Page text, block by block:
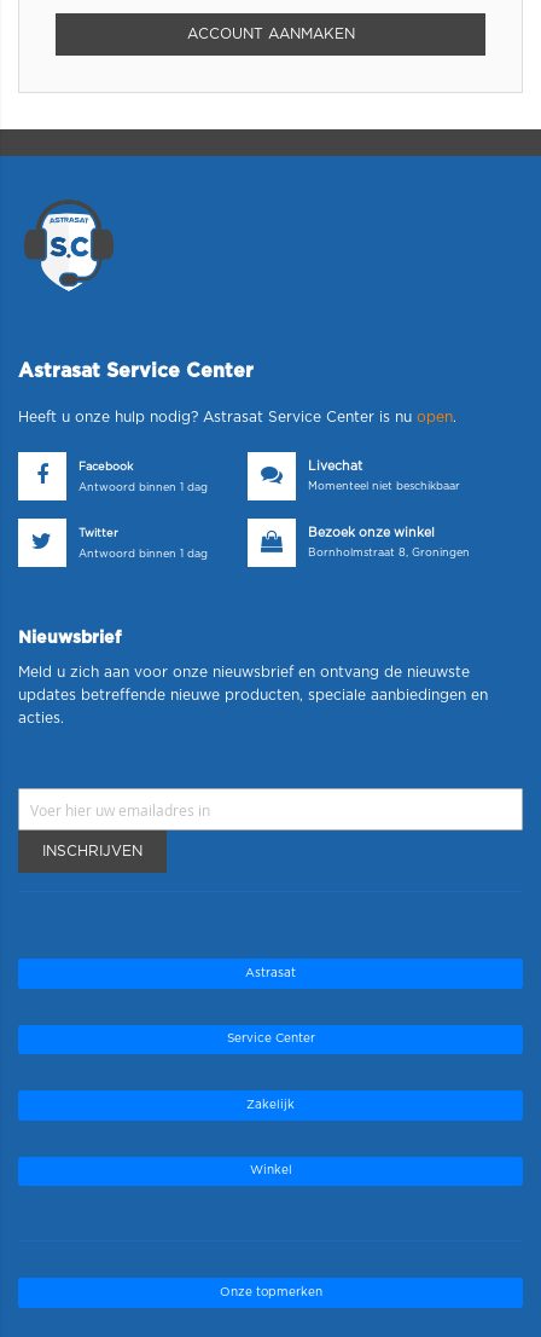
ACCOUNT AANMAKEN
Astrasat Service Center
Heeft u onze hulp nodig? Astrasat Service Center is nu open.
Facebook
Antwoord binnen 1 dag
Livechat
Momenteel niet beschikbaar
Twitter
Antwoord binnen 1 dag
Bezoek onze winkel
Bornholmstraat 8, Groningen
Nieuwsbrief
Meld u zich aan voor onze nieuwsbrief en ontvang de nieuwste
updates betreffende nieuwe producten, speciale aanbiedingen en
acties.
INSCHRIJVEN
Astrasat
Service Center
Zakelijk
Winkel
Onze topmerken